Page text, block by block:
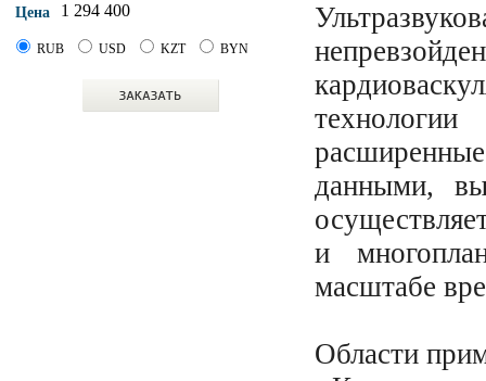
Цена 1 294 400
RUB USD KZT BYN
данными,
и
масштабе
Области